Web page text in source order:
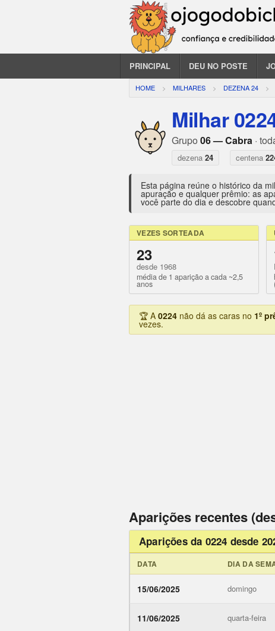
PRINCIPAL DEU NO POSTE
HOME MILHARES DEZENA 24
Milhar
Grupo 06 — Cabra ·
dezena 24 centena
Esta página reúne o histórico da
apuração e qualquer prêmio: as
você parte do dia e descobre
VEZES SORTEADA
23
desde 1968
média de 1 aparição a cada ~2,5
anos
🏆 A 0224 não dá as caras no 1º
vezes.
Aparições recentes
Aparições da 0224 desde
DATA DIA DA
15/06/2025 domingo
11/06/2025 quarta-feira